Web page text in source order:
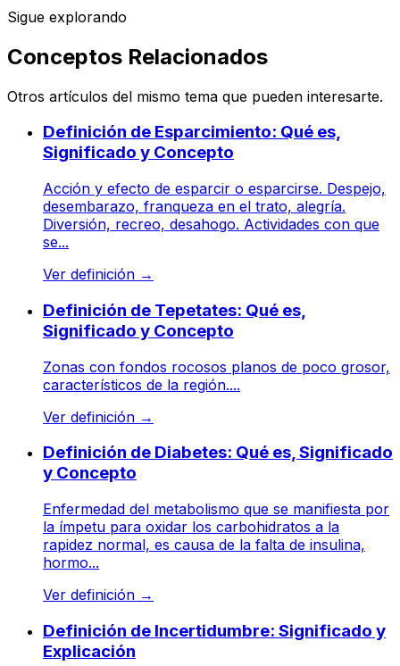
Sigue explorando
Conceptos Relacionados
Otros artículos del mismo tema que pueden interesarte.
Definición de Esparcimiento: Qué es,
Significado y Concepto
Acción y efecto de esparcir o esparcirse. Despejo,
desembarazo, franqueza en el trato, alegría.
Diversión, recreo, desahogo. Actividades con que
se...
Ver definición →
Definición de Tepetates: Qué es,
Significado y Concepto
Zonas con fondos rocosos planos de poco grosor,
característicos de la región....
Ver definición →
Definición de Diabetes: Qué es, Significado
y Concepto
Enfermedad del metabolismo que se manifiesta por
la ímpetu para oxidar los carbohidratos a la
rapidez normal, es causa de la falta de insulina,
hormo...
Ver definición →
Definición de Incertidumbre: Significado y
Explicación